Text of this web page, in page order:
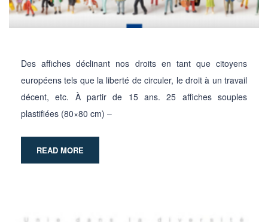
Des affiches déclinant nos droits en tant que citoyens
européens tels que la liberté de circuler, le droit à un travail
décent, etc. À partir de 15 ans. 25 affiches souples
plastifiées (80×80 cm) –
READ MORE